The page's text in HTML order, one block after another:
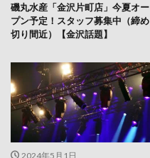
磯丸水産「金沢片町店」今夏オー
プン予定！スタッフ募集中（締め
切り間近）【金沢話題】
2024年5月1日